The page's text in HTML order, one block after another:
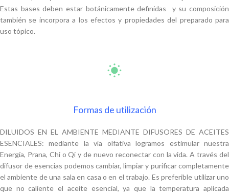
Estas bases deben estar botánicamente definidas y su composición
también se incorpora a los efectos y propiedades del preparado para
uso tópico.
Formas de utilización
DILUIDOS EN EL AMBIENTE MEDIANTE DIFUSORES DE ACEITES
ESENCIALES: mediante la vía olfativa logramos estimular nuestra
Energía, Prana, Chi o Qi y de nuevo reconectar con la vida. A través del
difusor de esencias podemos cambiar, limpiar y purificar completamente
el ambiente de una sala en casa o en el trabajo. Es preferible utilizar uno
que no caliente el aceite esencial, ya que la temperatura aplicada